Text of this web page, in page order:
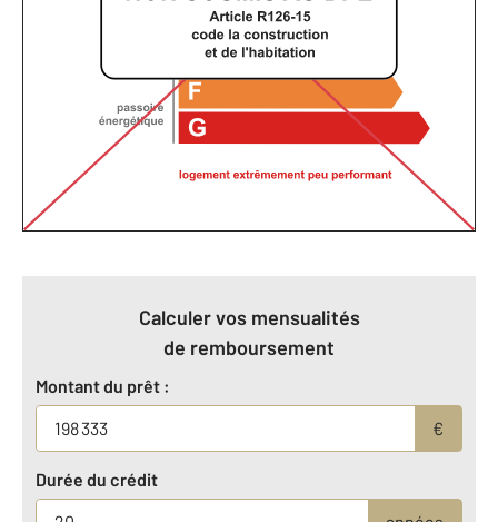
Calculer vos mensualités
de remboursement
Montant du prêt :
€
Durée du crédit